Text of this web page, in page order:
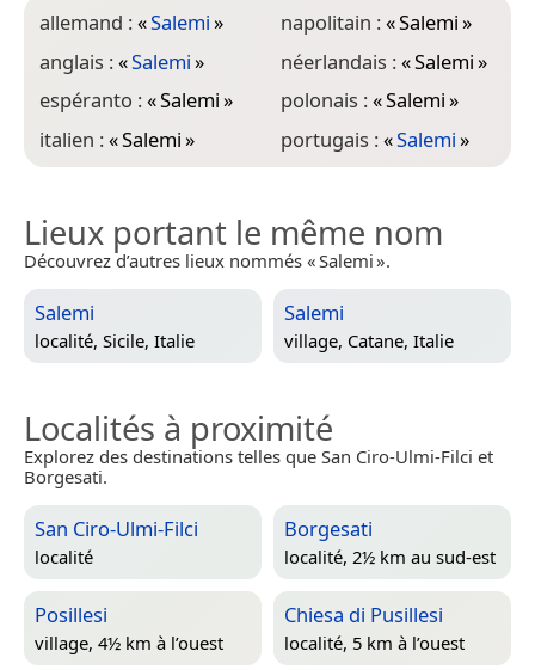
allemand :«Salemi»
anglais :«Salemi»
espéranto :«Salemi»
italien :«Salemi»
napolitain :«Salemi»
néerlandais :«Salemi»
polonais :«Salemi»
portugais :«Salemi»
Lieux portant le même nom
Découvrez d’autres lieux nommés « Salemi ».
Salemi
localité, Sicile, Italie
Salemi
village, Catane, Italie
Localités à proximité
Explorez des destinations telles que San Ciro-Ulmi-Filci et
Borgesati.
San Ciro-Ulmi-Filci
localité
Borgesati
localité, 2½ km au sud-est
Posillesi
village, 4½ km à l’ouest
Chiesa di Pusillesi
localité, 5 km à l’ouest